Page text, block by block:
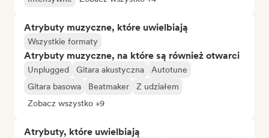
Atrybuty muzyczne, które uwielbiają
Wszystkie formaty
Atrybuty muzyczne, na które są również otwarci
Unplugged Gitara akustyczna
Autotune
Gitara basowa
Beatmaker
Z udziałem
Zobacz wszystko +9
Atrybuty, które uwielbiają